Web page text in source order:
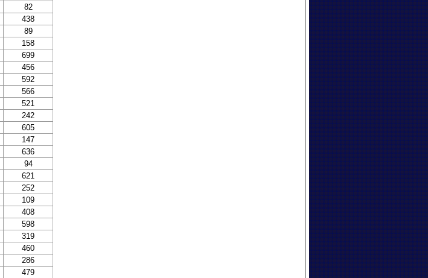
82
438
89
158
699
456
592
566
521
242
605
147
636
94
621
252
109
408
598
319
460
286
479